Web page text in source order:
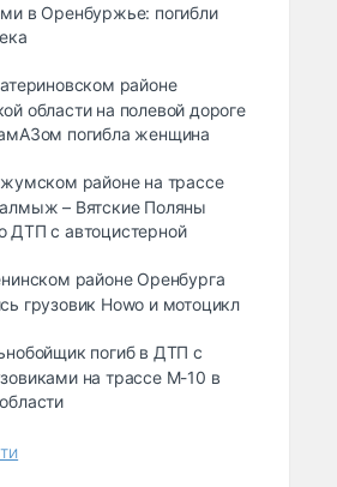
в Оренбуржье: погибли
районе
области на полевой дороге
погибла женщина
районе на трассе
– Вятские Поляны
ДТП с автоцистерной
районе Оренбурга
грузовик Howo и мотоцикл
погиб в ДТП с
на трассе М-10 в